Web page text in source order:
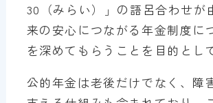
30（みらい）」の語呂合わせが
来の安心につながる年金制度に
を深めてもらうことを目的とし
公的年金は老後だけでなく、障